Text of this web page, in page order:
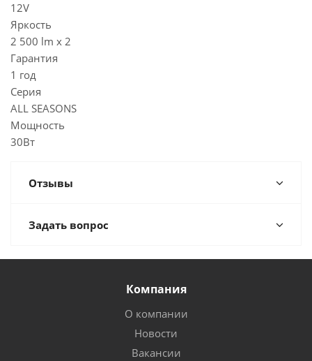
12V
Яркость
2 500 lm х 2
Гарантия
1 год
Серия
ALL SEASONS
Мощность
30Вт
Отзывы
Задать вопрос
Компания
О компании
Новости
Вакансии